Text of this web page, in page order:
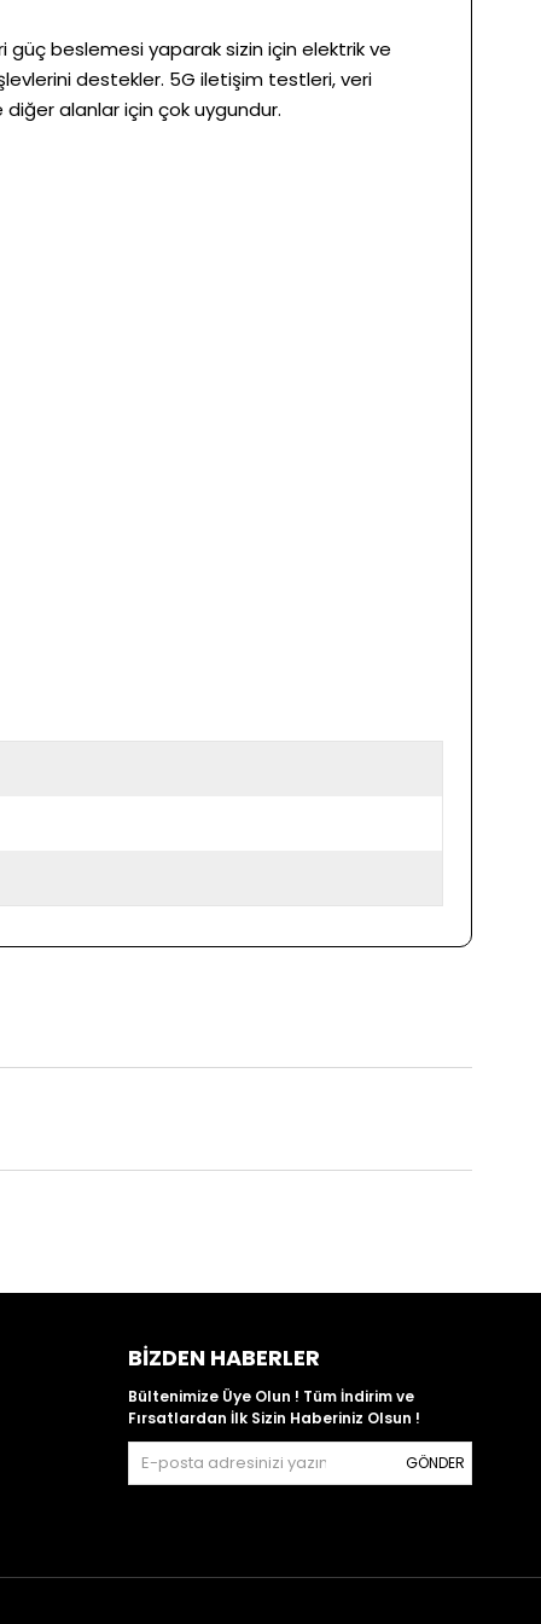
güç beslemesi yaparak sizin için elektrik ve
destekler. 5G iletişim testleri, veri
alanlar için çok uygundur.
BIZDEN HABERLER
Bültenimize Üye Olun ! Tüm İndirim ve
Fırsatlardan İlk Sizin Haberiniz Olsun !
GÖNDER